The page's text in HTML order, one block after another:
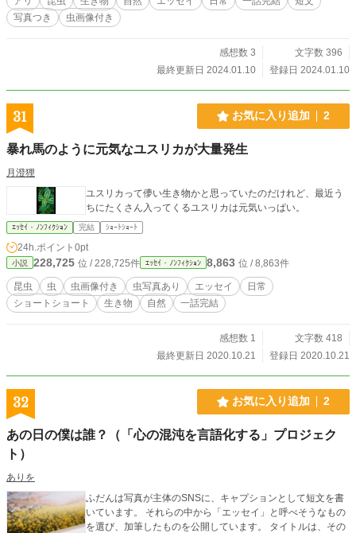
写真つき
虫画像付き
感想数 3
文字数 396
最終更新日 2024.01.10
登録日 2024.01.10
31 お気に入り追加 2
暴れ馬のように元気なユスリカが大量発生
月澄狸
ユスリカって儚い生き物かと思っていたのだけれど、最近う
ちにたくさん入ってくるユスリカは元気いっぱい。
ｴｯｾｲ・ﾉﾝﾌｨｸｼｮﾝ 完結 ｼｮｰﾄｼｮｰﾄ
24h.ポイント 0pt
小説 228,725 位 / 228,725件 ｴｯｾｲ・ﾉﾝﾌｨｸｼｮﾝ 8,863 位 / 8,863件
昆虫 虫 虫画像付き 虫写真あり エッセイ
日常
ショートショート
生き物 自然 一話完結
感想数 1
文字数 418
最終更新日 2020.10.21
登録日 2020.10.21
32 お気に入り追加 2
あの日の僕は誰？（「心の混沌を言語化する」プロジェク
ト）
ありを
ふだんは写真が主体のSNSに、キャプションとして短文を書
いています。 それらの中から「エッセイ」と呼べそうなもの
を選び、加筆したものを公開しています。 タイトルは、その